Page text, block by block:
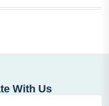
With Us